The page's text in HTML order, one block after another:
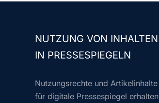
NUTZUNG VON INHALTEN
IN PRESSESPIEGELN
Nutzungsrechte und Artikelinhalte
für digitale Pressespiegel erhalten